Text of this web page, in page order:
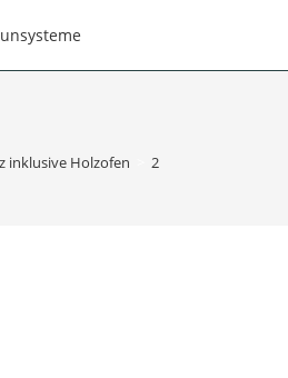
inklusive Holzofen 2